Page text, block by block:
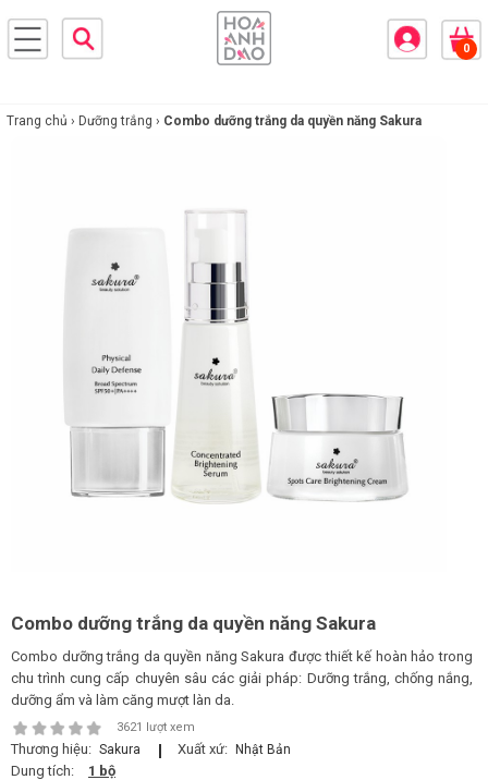
0
FEATURED BRAND
Trang chủ › Dưỡng trắng › Combo dưỡng trắng da quyền năng Sakura
Combo dưỡng trắng da quyền năng Sakura
Combo dưỡng trắng da quyền năng Sakura được thiết kế hoàn hảo trong
chu trình cung cấp chuyên sâu các giải pháp: Dưỡng trắng, chống nắng,
dưỡng ẩm và làm căng mượt làn da.
3621 lượt xem
Thương hiệu: Sakura Xuất xứ: Nhật Bản
Dung tích:
1 bộ